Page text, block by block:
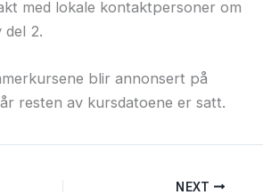
med lokale kontaktpersoner om
del 2.
blir annonsert på
resten av kursdatoene er satt.
NEXT